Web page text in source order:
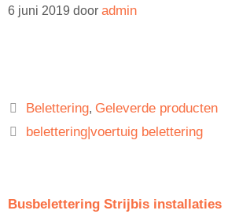
6 juni 2019 door admin
Belettering, Geleverde producten
belettering|voertuig belettering
Busbelettering Strijbis installaties